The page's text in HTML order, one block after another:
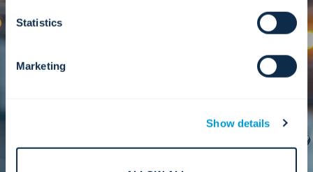
Statistics
Marketing
Show details